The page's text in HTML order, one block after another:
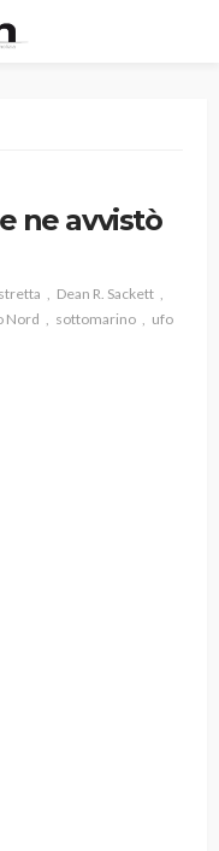
ne avvistò
Dean R. Sackett
Nord sottomarino ufo